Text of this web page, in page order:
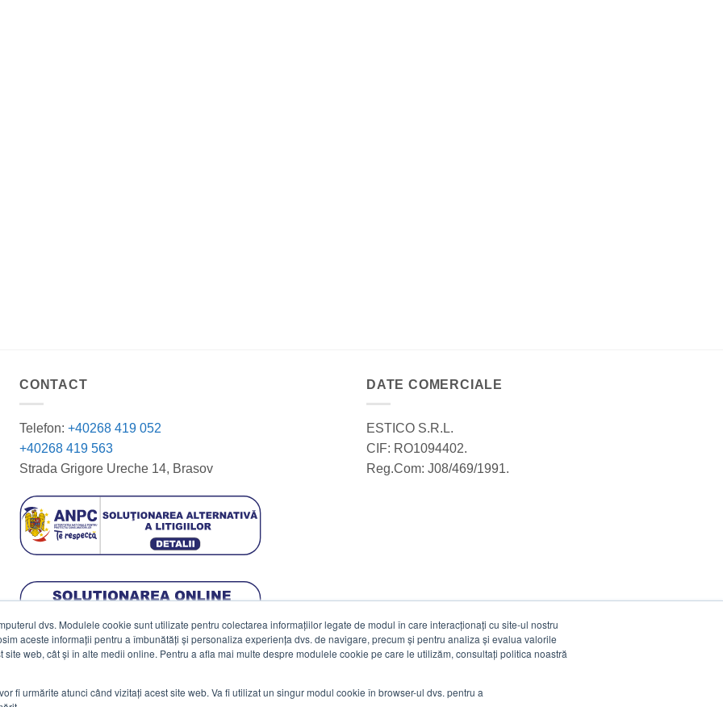
dvs. Modulele cookie sunt utilizate pentru colectarea informațiilor legate de modul în care interacționați cu site-ul nostru
aceste informații pentru a îmbunătăți și personaliza experiența dvs. de navigare, precum și pentru analiza și evalua valorile
web, cât și în alte medii online. Pentru a afla mai multe despre modulele cookie pe care le utilizăm, consultați politica noastră
fi urmărite atunci când vizitați acest site web. Va fi utilizat un singur modul cookie în browser-ul dvs. pentru a
CONTACT
Telefon: +40268 419 052
+40268 419 563
Strada Grigore Ureche 14, Brasov
DATE COMERCIALE
ESTICO S.R.L.
CIF: RO1094402.
Reg.Com: J08/469/1991.